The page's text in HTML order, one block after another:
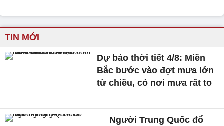
TIN MỚI
Dự báo thời tiết 4/8: Miền
Bắc bước vào đợt mưa lớn
từ chiều, có nơi mưa rất to
Người Trung Quốc đổ